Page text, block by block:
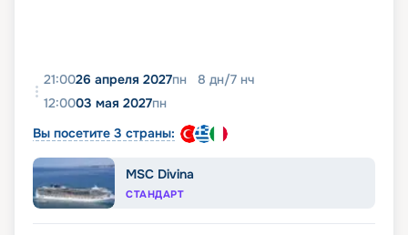
21:0026 апреля 2027пн 8 дн/7 нч
12:0003 мая 2027пн
Вы посетите 3 страны:
MSC Divina
СТАНДАРТ